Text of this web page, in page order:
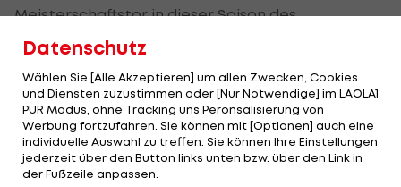
Meisterschaftstor in dieser Saison des
brasilianischen Offensivspielers, der im Sommer
In der 75. Minute dieht Dortmunds Abdou Diallo
Rot, dennoch jubelt der BVB in der 84. Minute über
den Ausgleich durch Christian Pulisic.
Datenschutz
Wählen Sie [Alle Akzeptieren] um allen Zwecken, Cookies
und Diensten zuzustimmen oder [Nur Notwendige] im LAOLA1
PUR Modus, ohne Tracking uns Peronsalisierung von
Werbung fortzufahren. Sie können mit [Optionen] auch eine
individuelle Auswahl zu treffen. Sie können Ihre Einstellungen
jederzeit über den Button links unten bzw. über den Link in
der Fußzeile anpassen.